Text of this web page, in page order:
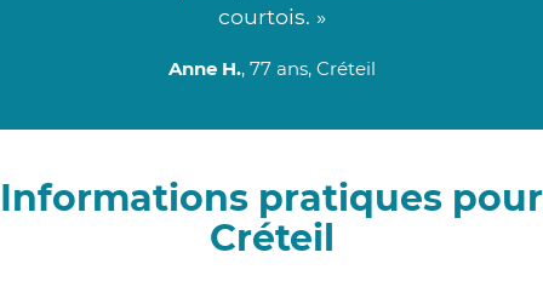
courtois. »
Anne H., 77 ans, Créteil
Informations pratiques pour
Créteil